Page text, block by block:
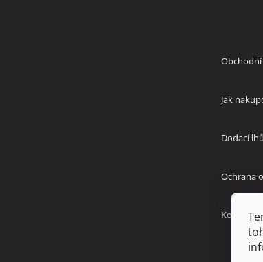
Jak
Dodací
Ochrana
Kontakty